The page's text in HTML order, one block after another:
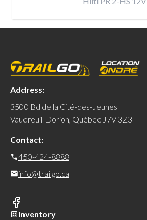
Address:
3500 Bd de la Cité-des-Jeunes
Vaudreuil-Dorion, Québec J7V 3Z3
Contact:
450-424-8888
info@trailgo.ca
Inventory